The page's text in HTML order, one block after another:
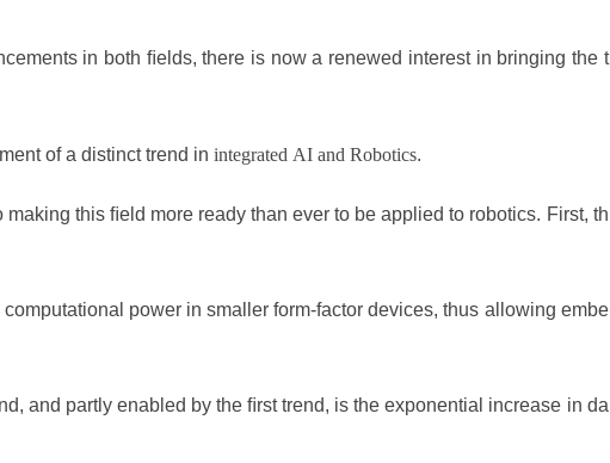
in both ﬁelds, there is now a renewed interest in bringing the t
of a distinct trend in integrated AI and Robotics.
making this ﬁeld more ready than ever to be applied to robotics. First, th
power in smaller form-factor devices, thus allowing embe
and partly enabled by the ﬁrst trend, is the exponential increase in da